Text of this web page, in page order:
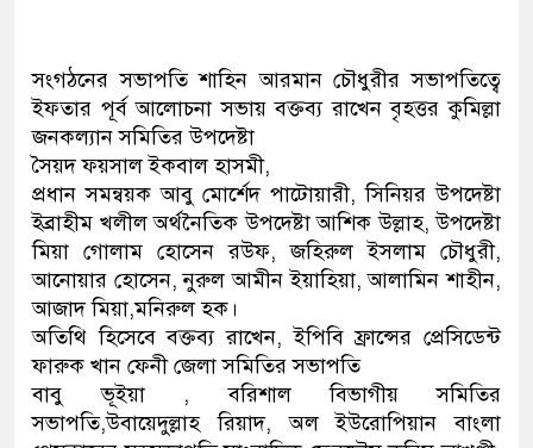
সংগঠনের সভাপতি শাহিন আরমান চৌধুরীর সভাপতিত্বে
ইফতার পূর্ব আলোচনা সভায় বক্তব্য রাখেন বৃহত্তর কুমিল্লা
জনকল্যান সমিতির উপদেষ্টা
সৈয়দ ফয়সাল ইকবাল হাসমী,
প্রধান সমন্বয়ক আবু মোর্শেদ পাটোয়ারী, সিনিয়র উপদেষ্টা
ইব্রাহীম খলীল অর্থনৈতিক উপদেষ্টা আশিক উল্লাহ, উপদেষ্টা
মিয়া গোলাম হোসেন রউফ, জহিরুল ইসলাম চৌধুরী,
আনোয়ার হোসেন, নুরুল আমীন ইয়াহিয়া, আলামিন শাহীন,
আজাদ মিয়া,মনিরুল হক।
অতিথি হিসেবে বক্তব্য রাখেন, ইপিবি ফ্রান্সের প্রেসিডেন্ট
ফারুক খান ফেনী জেলা সমিতির সভাপতি
বাবু ভূইয়া , বরিশাল বিভাগীয় সমিতির
সভাপতি,উবায়েদুল্লাহ রিয়াদ, অল ইউরোপিয়ান বাংলা